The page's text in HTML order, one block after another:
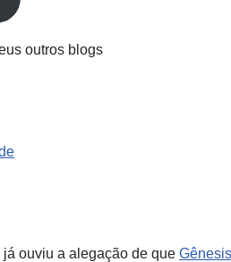
outros blogs
ouviu a alegação de que Gênesis